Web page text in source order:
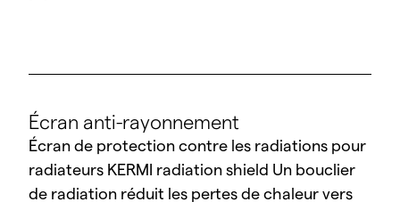
Écran anti-rayonnement
Écran de protection contre les radiations pour
radiateurs KERMI radiation shield Un bouclier
de radiation réduit les pertes de chaleur vers